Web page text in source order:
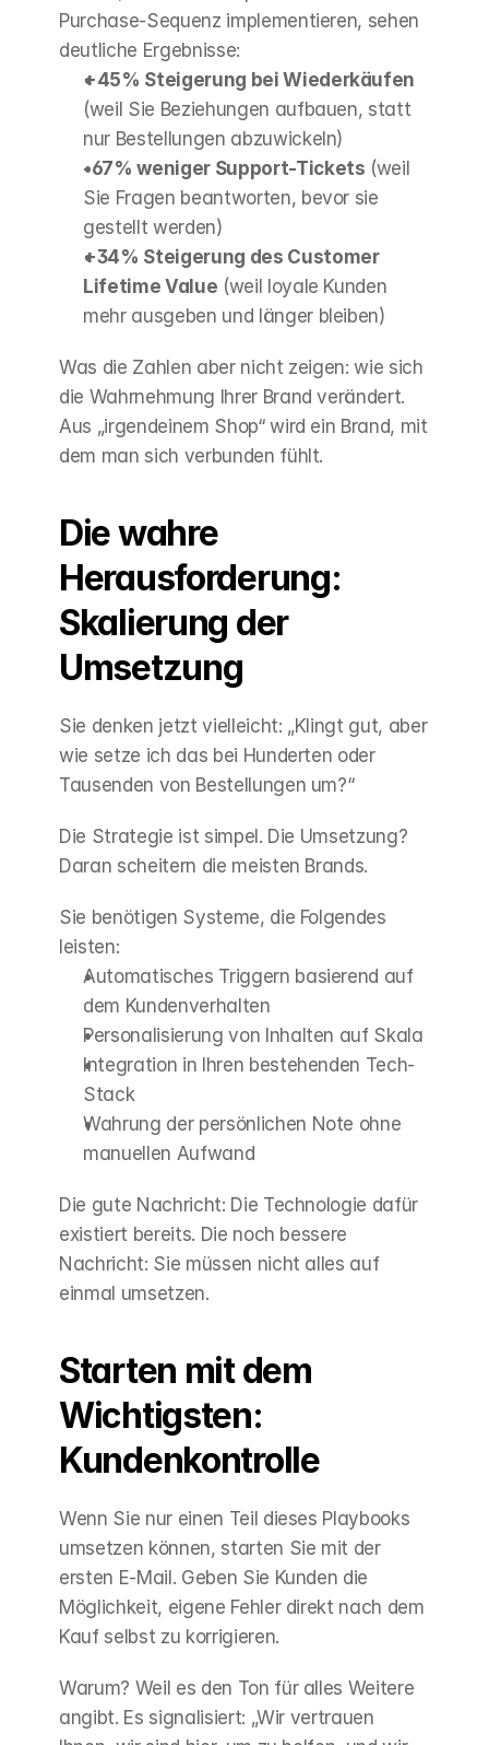
Purchase-Sequenz implementieren, sehen
deutliche Ergebnisse:
+45% Steigerung bei Wiederkäufen
(weil Sie Beziehungen aufbauen, statt
nur Bestellungen abzuwickeln)
-67% weniger Support-Tickets (weil
Sie Fragen beantworten, bevor sie
gestellt werden)
+34% Steigerung des Customer
Lifetime Value (weil loyale Kunden
mehr ausgeben und länger bleiben)
Was die Zahlen aber nicht zeigen: wie sich
die Wahrnehmung Ihrer Brand verändert.
Aus „irgendeinem Shop“ wird ein Brand, mit
dem man sich verbunden fühlt.
Die wahre
Herausforderung:
Skalierung der
Umsetzung
Sie denken jetzt vielleicht: „Klingt gut, aber
wie setze ich das bei Hunderten oder
Tausenden von Bestellungen um?“
Die Strategie ist simpel. Die Umsetzung?
Daran scheitern die meisten Brands.
Sie benötigen Systeme, die Folgendes
leisten:
Automatisches Triggern basierend auf
dem Kundenverhalten
Personalisierung von Inhalten auf Skala
Integration in Ihren bestehenden Tech-
Stack
Wahrung der persönlichen Note ohne
manuellen Aufwand
Die gute Nachricht: Die Technologie dafür
existiert bereits. Die noch bessere
Nachricht: Sie müssen nicht alles auf
einmal umsetzen.
Starten mit dem
Wichtigsten:
Kundenkontrolle
Wenn Sie nur einen Teil dieses Playbooks
umsetzen können, starten Sie mit der
ersten E-Mail. Geben Sie Kunden die
Möglichkeit, eigene Fehler direkt nach dem
Kauf selbst zu korrigieren.
Warum? Weil es den Ton für alles Weitere
angibt. Es signalisiert: „Wir vertrauen